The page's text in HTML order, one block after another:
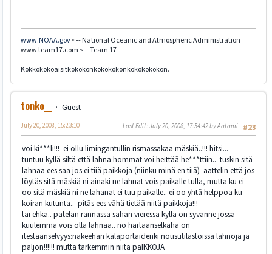
www.NOAA.gov<-- National Oceanic and Atmospheric Administration
www.team17.com <-- Team 17
Kokkokokoaisitkokokonkokokokonkokokokokon.
tonko__
Guest
#23
July 20, 2008, 15:23:10 Last Edit: July 20, 2008, 17:54:42 by Aatami
voi ki***li!!! ei ollu limingantullin rismassakaa mäskiä..!!! hitsi...
tuntuu kyllä siltä että lahna hommat voi heittää he***ttiin.. tuskin sitä
lahnaa ees saa jos ei tiiä paikkoja (niinku minä en tiiä) aattelin että jos
löytäs sitä mäskiä ni ainaki ne lahnat vois paikalle tulla, mutta ku ei
oo sitä mäskiä ni ne lahanat ei tuu paikalle.. ei oo yhtä helppoa ku
koiran kutunta.. pitäs ees vähä tietää niitä paikkoja!!!
tai ehkä.. patelan rannassa sahan vieressä kyllä on syvänne jossa
kuulemma vois olla lahnaa.. no hartaanselkähä on
itestäänselvyys:näkeehän kalaportaidenki nousutilastoissa lahnoja ja
paljon!!!!!! mutta tarkemmin niitä paIKKOJA